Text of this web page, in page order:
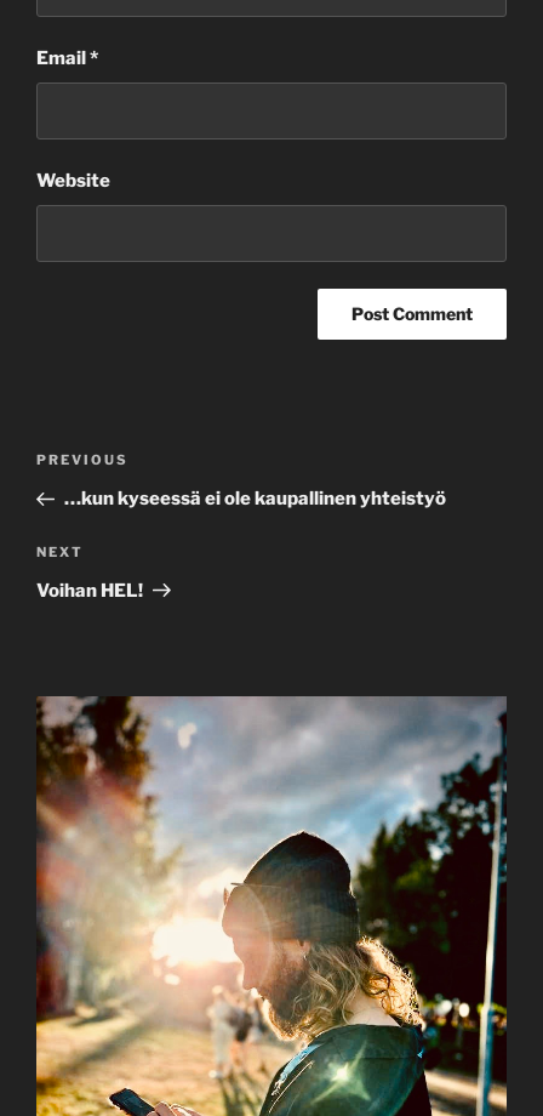
Email*
Website
Previous
Post
PREVIOUS
…kun kyseessä ei ole kaupallinen yhteistyö
Next
Post
NEXT
Voihan HEL!